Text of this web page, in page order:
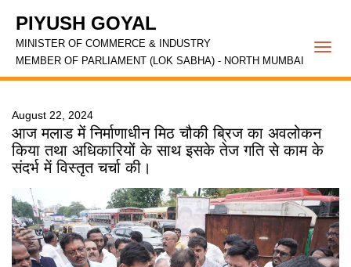
PIYUSH GOYAL
MINISTER OF COMMERCE & INDUSTRY
MEMBER OF PARLIAMENT (LOK SABHA) - NORTH MUMBAI
August 22, 2024
आज मलाड में निर्माणाधीन मिठ चौकी ब्रिज का अवलोकन
किया तथा अधिकारियों के साथ इसके तेज गति से काम के
संदर्भ में विस्तृत चर्चा की।